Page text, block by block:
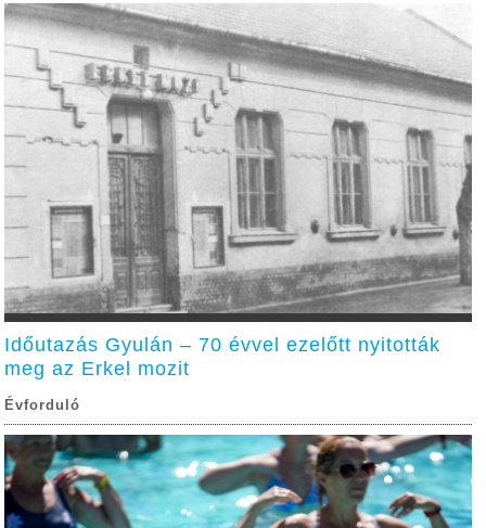
Időutazás Gyulán – 70 évvel ezelőtt nyitották
meg az Erkel mozit
Évforduló